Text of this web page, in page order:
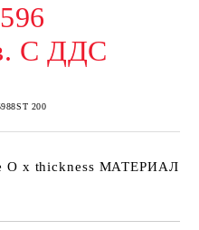
С ДДС
200
O x thickness МАТЕРИАЛ